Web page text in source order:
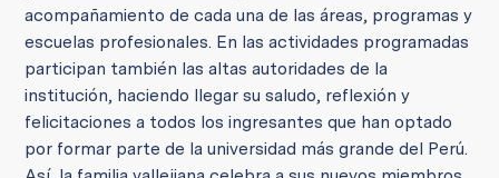
acompañamiento de cada una de las áreas, programas y
escuelas profesionales. En las actividades programadas
participan también las altas autoridades de la
institución, haciendo llegar su saludo, reflexión y
felicitaciones a todos los ingresantes que han optado
por formar parte de la universidad más grande del Perú.